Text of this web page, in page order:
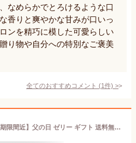
なめらかでとろけるような口
香りと爽やかな甘みが口いっ
ンを精巧に模した可愛らしい
り物や自分への特別なご褒美
全てのおすすめコメント (1件) >
【50%OFF/半額/訳あり/賞味期限間近】父の日 ゼリー ギフト 送料無料 送料別 ホリ 夕張メロンピュアゼリー 9個入り / 母の日 父の日ギフト 2026 内祝い お返し スイーツ HORI ホリ ピュアゼリー 夕張メロンゼリー メロンゼリー フルーツゼリー 詰め合わせ 常温 [card] 25z